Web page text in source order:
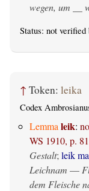
wegen, um __
Status: not verified
↑ Token: leika
Codex
Lemma leik:
WS 1910, p. 81
Gestalt; leik
Leichnam —
dem Fleische